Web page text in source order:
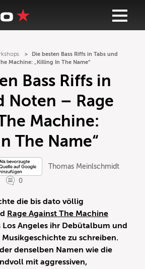
Die besten Bass Riffs in Tabs und
Machine: „Killing In The Name“
Bass Riffs in
Noten – Rage
Machine:
The Name“
Thomas Meinlschmidt
0
die bis dato völlig
Rage Against The Machine
Los Angeles ihr Debütalbum und
zu schreiben.
denselben Namen wie die
mit aggressiven,